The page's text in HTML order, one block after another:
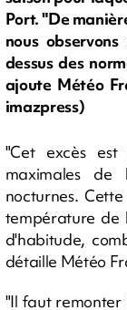
Port. "De
nous
dessus des
ajoute Météo
imazpress)
"Cet excès est
maximales
nocturnes.
température de
d'habitude,
détaille Météo
"Il faut remonter